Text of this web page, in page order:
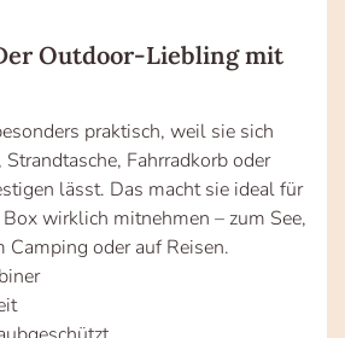
Outdoor-Liebling mit
praktisch, weil sie sich
Fahrradkorb oder
lässt. Das macht sie ideal für
wirklich mitnehmen – zum See,
Camping oder auf Reisen.